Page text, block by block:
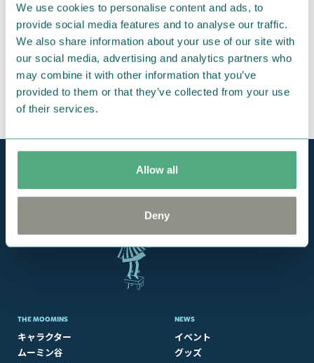
We use cookies to personalise content and ads, to
provide social media features and to analyse our traffic.
We also share information about your use of our site with
our social media, advertising and analytics partners who
may combine it with other information that you’ve
provided to them or that they’ve collected from your use
of their services.
Allow all
Deny
THE MOOMINS
キャラクター
ムーミン谷
NEWS
イベント
グッズ